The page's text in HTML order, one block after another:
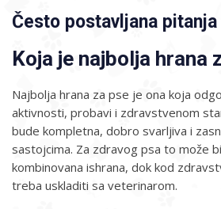
Često postavljana pitanja
Koja je najbolja hrana
Najbolja hrana za pse je ona koja
aktivnosti, probavi i zdravstvenom
bude kompletna, dobro svarljiva i
sastojcima. Za zdravog psa to može
kombinovana ishrana, dok kod
treba uskladiti sa veterinarom.